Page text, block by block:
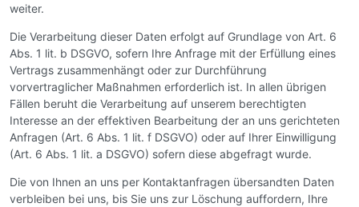
weiter.
Die Verarbeitung dieser Daten erfolgt auf Grundlage von Art. 6
Abs. 1 lit. b DSGVO, sofern Ihre Anfrage mit der Erfüllung eines
Vertrags zusammenhängt oder zur Durchführung
vorvertraglicher Maßnahmen erforderlich ist. In allen übrigen
Fällen beruht die Verarbeitung auf unserem berechtigten
Interesse an der effektiven Bearbeitung der an uns gerichteten
Anfragen (Art. 6 Abs. 1 lit. f DSGVO) oder auf Ihrer Einwilligung
(Art. 6 Abs. 1 lit. a DSGVO) sofern diese abgefragt wurde.
Die von Ihnen an uns per Kontaktanfragen übersandten Daten
verbleiben bei uns, bis Sie uns zur Löschung auffordern, Ihre